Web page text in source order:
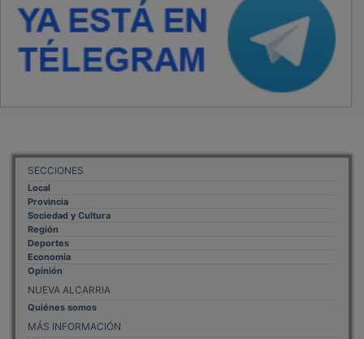
SECCIONES
Local
Provincia
Sociedad y Cultura
Región
Deportes
Economía
Opinión
NUEVA ALCARRIA
Quiénes somos
MÁS INFORMACIÓN
Aviso Legal